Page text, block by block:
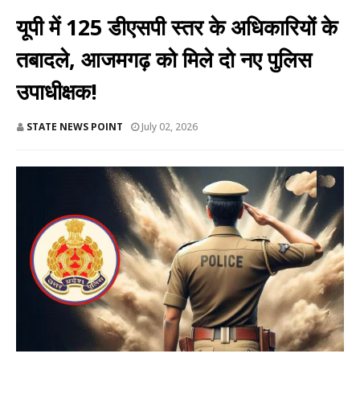
यूपी में 125 डीएसपी स्तर के अधिकारियों के
तबादले, आजमगढ़ को मिले दो नए पुलिस
उपाधीक्षक!
STATE NEWS POINT July 02, 2026